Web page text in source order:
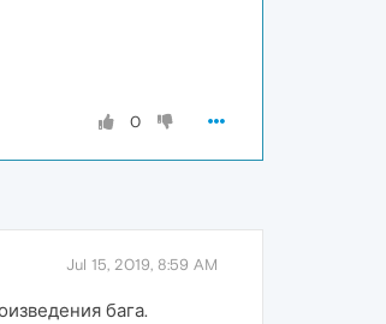
0
Jul 15, 2019, 8:59 AM
бага.